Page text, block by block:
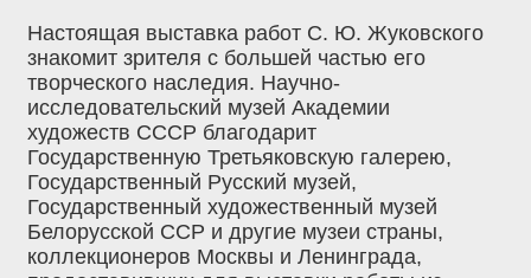
Настоящая выставка работ С. Ю. Жуковского
знакомит зрителя с большей частью его
творческого наследия. Научно-
исследовательский музей Академии
художеств СССР благодарит
Государственную Третьяковскую галерею,
Государственный Русский музей,
Государственный художественный музей
Белорусской ССР и другие музеи страны,
коллекционеров Москвы и Ленинграда,